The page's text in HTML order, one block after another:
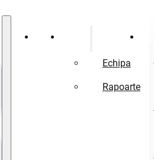
Acasă
Echipa
Rapoarte